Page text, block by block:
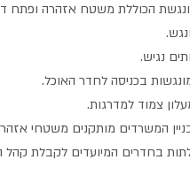
הכוללת משטח אזהרה ופתח
נגיש.
בכניסה לחדר האוכל.
צמוד למדרגות.
המשרדים מותקנים משטחי